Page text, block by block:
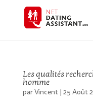
Les qualités
homme
parVincent| 25 Août